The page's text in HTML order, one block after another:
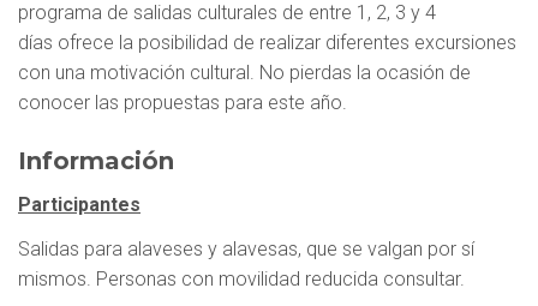
programa de salidas culturales de entre 1, 2, 3 y 4
días ofrece la posibilidad de realizar diferentes excursiones
con una motivación cultural. No pierdas la ocasión de
conocer las propuestas para este año.
Información
Participantes
Salidas para alaveses y alavesas, que se valgan por sí
mismos. Personas con movilidad reducida consultar.